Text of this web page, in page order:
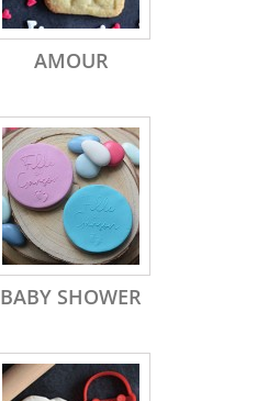
AMOUR
BABY SHOWER